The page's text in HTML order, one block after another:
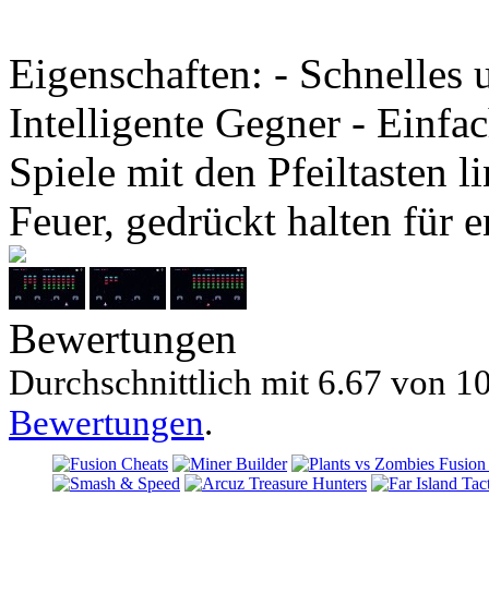
Eigenschaften: - Schnelles
Intelligente Gegner -
Spiele mit den Pfeiltasten
Feuer, gedrückt halten für
Bewertungen
Durchschnittlich mit 6.67 von
Bewertungen.